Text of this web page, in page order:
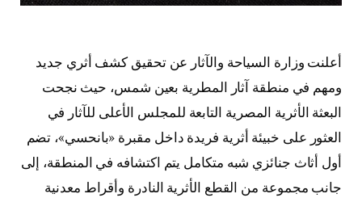
أعلنت وزارة السياحة والآثار عن تحقيق كشف أثري جديد
ومهم في منطقة آثار المطرية بعين شمس، حيث نجحت
البعثة الأثرية المصرية التابعة للمجلس الأعلى للآثار في
العثور على خبيئة أثرية فريدة داخل مقبرة «بانحسي»، تضم
أول أثاث جنائزي شبه متكامل يتم اكتشافه في المنطقة، إلى
جانب مجموعة من القطع الأثرية النادرة وأقراط معدنية